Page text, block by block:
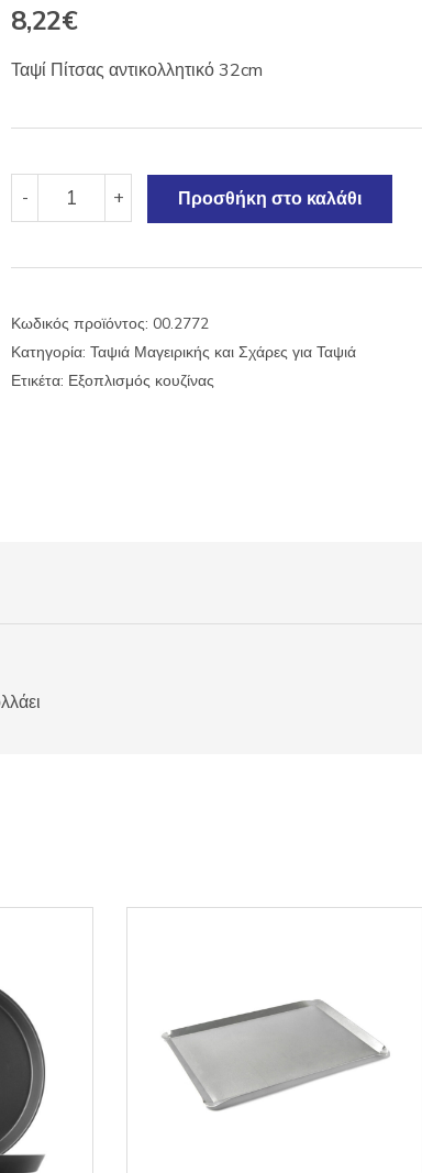
8,22€
Ταψί Πίτσας αντικολλητικό 32cm
-
Ταψί
Πίτσας
+ Προσθήκη στο καλάθι
Κωδικός προϊόντος: 00.2772
Κατηγορία: Ταψιά Μαγειρικής και Σχάρες για Ταψιά
Ετικέτα: Εξοπλισμός κουζίνας